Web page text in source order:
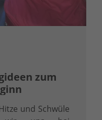
zum
und Schwüle